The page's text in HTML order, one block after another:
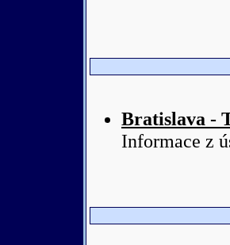
Bratislava -
Informace z